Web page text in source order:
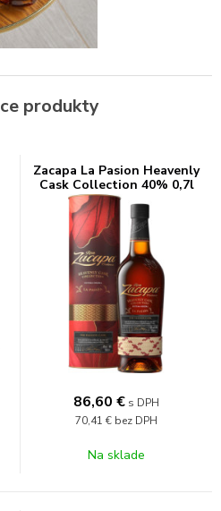
produkty
Zacapa La Pasion Heavenly
Cask Collection 40% 0,7l
86,60 € s DPH
70,41 € bez DPH
Na sklade